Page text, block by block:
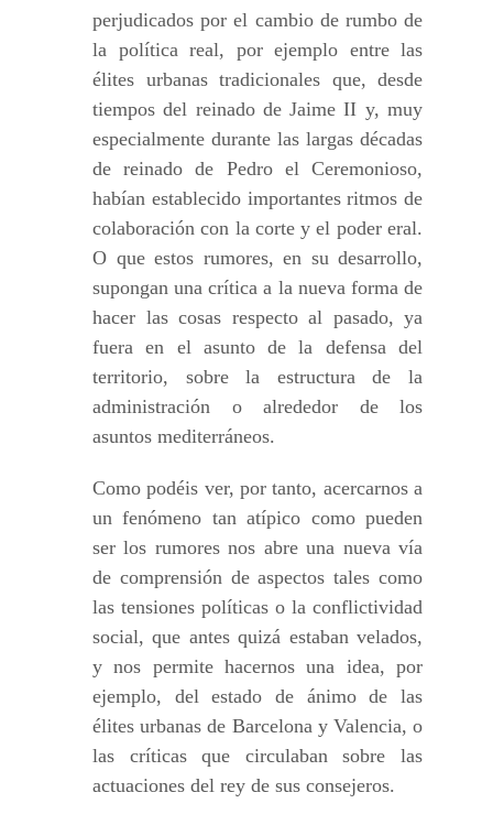
perjudicados por el cambio de rumbo de
la política real, por ejemplo entre las
élites urbanas tradicionales que, desde
tiempos del reinado de Jaime II y, muy
especialmente durante las largas décadas
de reinado de Pedro el Ceremonioso,
habían establecido importantes ritmos de
colaboración con la corte y el poder eral.
O que estos rumores, en su desarrollo,
supongan una crítica a la nueva forma de
hacer las cosas respecto al pasado, ya
fuera en el asunto de la defensa del
territorio, sobre la estructura de la
administración o alrededor de los
asuntos mediterráneos.
Como podéis ver, por tanto, acercarnos a
un fenómeno tan atípico como pueden
ser los rumores nos abre una nueva vía
de comprensión de aspectos tales como
las tensiones políticas o la conflictividad
social, que antes quizá estaban velados,
y nos permite hacernos una idea, por
ejemplo, del estado de ánimo de las
élites urbanas de Barcelona y Valencia, o
las críticas que circulaban sobre las
actuaciones del rey de sus consejeros.